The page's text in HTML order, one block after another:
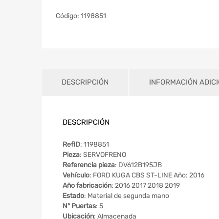
Código: 1198851
DESCRIPCIÓN INFORMACIÓN
DESCRIPCIÓN
RefID: 1198851
Pieza: SERVOFRENO
Referencia pieza: DV612B195JB
Vehículo: FORD KUGA CBS ST-LINE Año: 2016
Año fabricación: 2016 2017 2018 2019
Estado: Material de segunda mano
Nº Puertas: 5
Ubicación: Almacenada